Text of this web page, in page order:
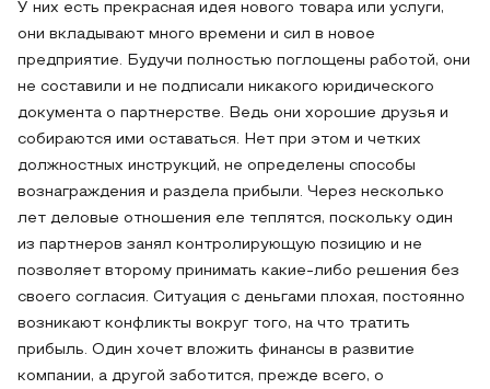
У них есть прекрасная идея нового товара или услуги,
они вкладывают много времени и сил в новое
предприятие. Будучи полностью поглощены работой, они
не составили и не подписали никакого юридического
документа о партнерстве. Ведь они хорошие друзья и
собираются ими оставаться. Нет при этом и четких
должностных инструкций, не определены способы
вознаграждения и раздела прибыли. Через несколько
лет деловые отношения еле теплятся, поскольку один
из партнеров занял контролирующую позицию и не
позволяет второму принимать какие-либо решения без
своего согласия. Ситуация с деньгами плохая, постоянно
возникают конфликты вокруг того, на что тратить
прибыль. Один хочет вложить финансы в развитие
компании, а другой заботится, прежде всего, о